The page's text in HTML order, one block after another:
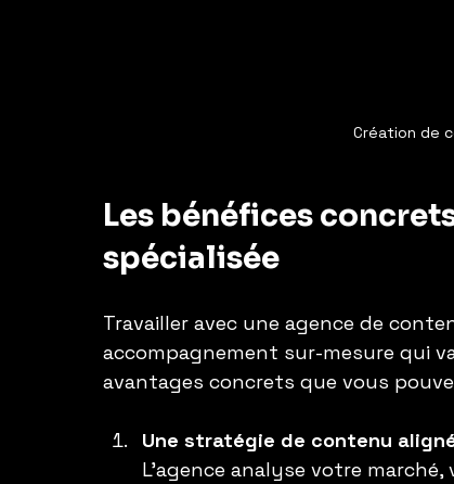
Création de
Les bénéfices
spécialisée
Travailler avec une agence de
accompagnement sur-mesure qui
avantages concrets que vous
Une stratégie de contenu
L’agence analyse votre